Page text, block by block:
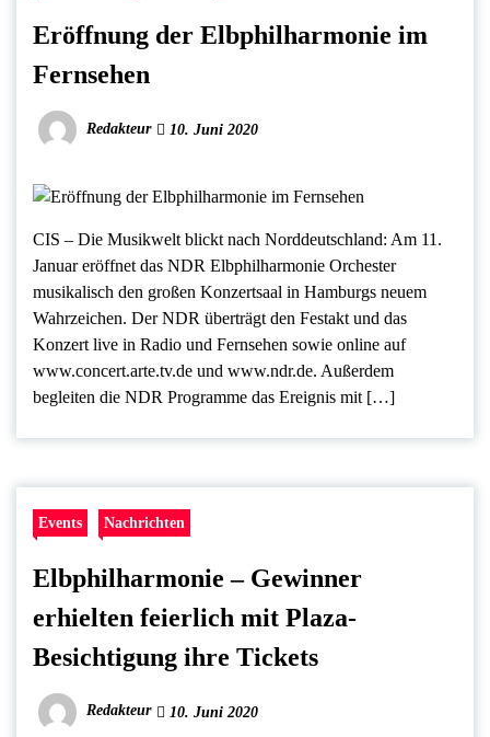
Eröffnung der Elbphilharmonie im
Fernsehen
Redakteur 10. Juni 2020
CIS – Die Musikwelt blickt nach Norddeutschland: Am 11.
Januar eröffnet das NDR Elbphilharmonie Orchester
musikalisch den großen Konzertsaal in Hamburgs neuem
Wahrzeichen. Der NDR überträgt den Festakt und das
Konzert live in Radio und Fernsehen sowie online auf
www.concert.arte.tv.de und www.ndr.de. Außerdem
begleiten die NDR Programme das Ereignis mit […]
Events Nachrichten
Elbphilharmonie – Gewinner
erhielten feierlich mit Plaza-
Besichtigung ihre Tickets
Redakteur 10. Juni 2020